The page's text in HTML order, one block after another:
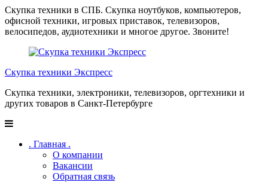
Перейти
к
содержимому
Скупка техники в СПБ. Скупка ноутбуков, компьютеров,
офисной техники, игровых приставок, телевизоров,
велосипедов, аудиотехники и многое другое. Звоните!
Скупка техники Экспресс
Скупка техники, электроники, телевизоров, оргтехники и
других товаров в Санкт-Петербурге
. Главная .
О компании
Вакансии
Обратная связь